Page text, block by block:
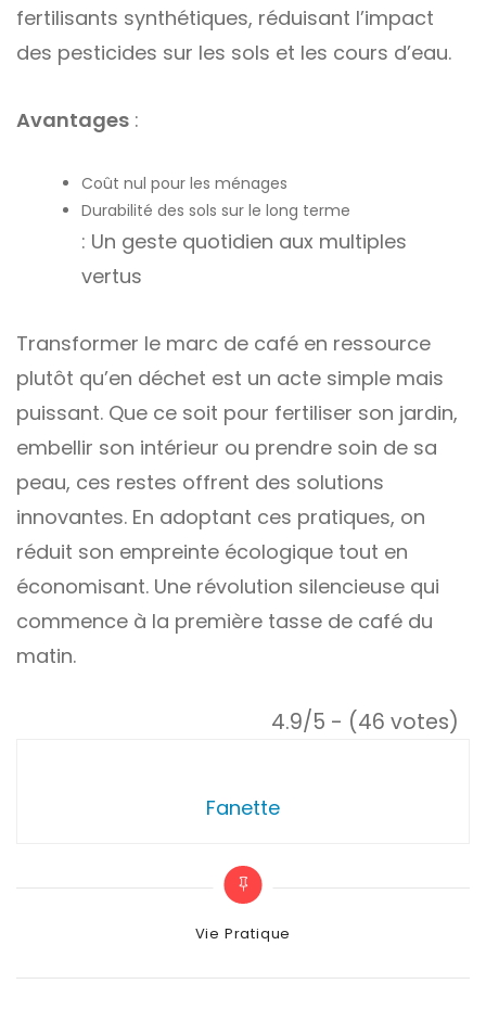
fertilisants synthétiques, réduisant l’impact
des pesticides sur les sols et les cours d’eau.
Avantages :
Coût nul pour les ménages
Durabilité des sols sur le long terme
: Un geste quotidien aux multiples
vertus
Transformer le marc de café en ressource
plutôt qu’en déchet est un acte simple mais
puissant. Que ce soit pour fertiliser son jardin,
embellir son intérieur ou prendre soin de sa
peau, ces restes offrent des solutions
innovantes. En adoptant ces pratiques, on
réduit son empreinte écologique tout en
économisant. Une révolution silencieuse qui
commence à la première tasse de café du
matin.
4.9/5 - (46 votes)
Fanette
Categories
Vie Pratique